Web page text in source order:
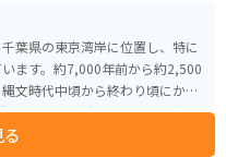
葉県の東京湾岸に位置し、特に
ます。約7,000年前から約2,500
文時代中頃から終わり頃にかけ
れた貝塚が存在します。昭和46
には特別史跡に指定されまし